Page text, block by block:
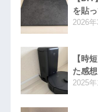
を貼
2026年
【時
た感
2025年